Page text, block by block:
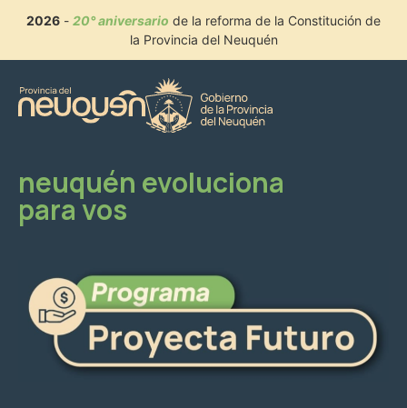
2026 - 20° aniversario de la reforma de la Constitución de
la Provincia del Neuquén
neuquén evoluciona
para vos